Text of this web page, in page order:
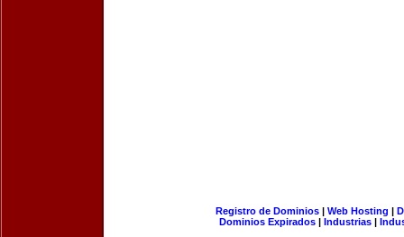
Registro de Dominios| Web Hosting |
Dominios Expirados | Industrias |